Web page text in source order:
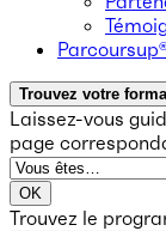
Trouvez votre
Laissez-vous
page
OK
Trouvez le